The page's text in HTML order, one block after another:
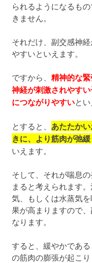
られるようになるも
きません。
それだけ、副交感神
やすいといえます。
ですから、 精神的な
神経が刺激されやす
につながりやすいとい
とすると、 あたたか
きに、より筋肉が弛
いえます。
そして、それが喘息
まると考えられます
気、もしくは水蒸気
果が高まりますので
なります。
すると、緩やかであ
の筋肉の膨張が起こり